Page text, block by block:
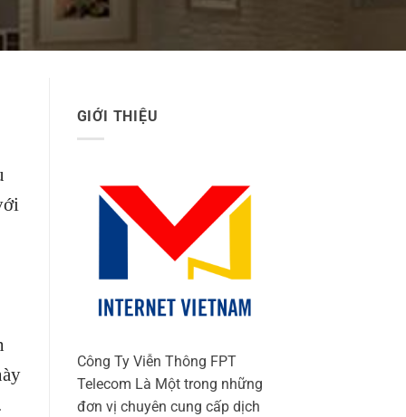
GIỚI THIỆU
Công Ty Viễn Thông FPT
Telecom Là Một trong những
đơn vị chuyên cung cấp dịch